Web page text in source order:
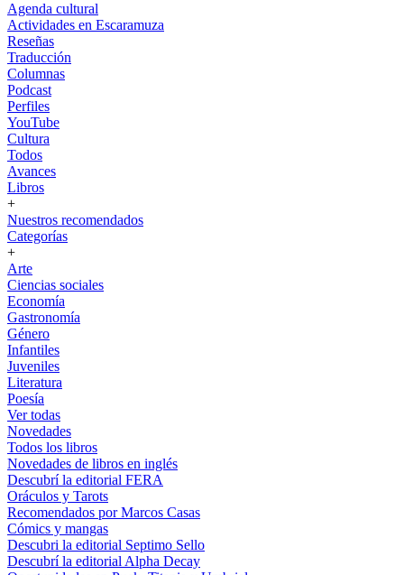
Agenda cultural
Actividades en Escaramuza
Reseñas
Traducción
Columnas
Podcast
Perfiles
YouTube
Cultura
Todos
Avances
Libros
+
Nuestros recomendados
Categorías
+
Arte
Ciencias sociales
Economía
Gastronomía
Género
Infantiles
Juveniles
Literatura
Poesía
Ver todas
Novedades
Todos los libros
Novedades de libros en inglés
Descubrí la editorial FERA
Oráculos y Tarots
Recomendados por Marcos Casas
Cómics y mangas
Descubri la editorial Septimo Sello
Descubrí la editorial Alpha Decay